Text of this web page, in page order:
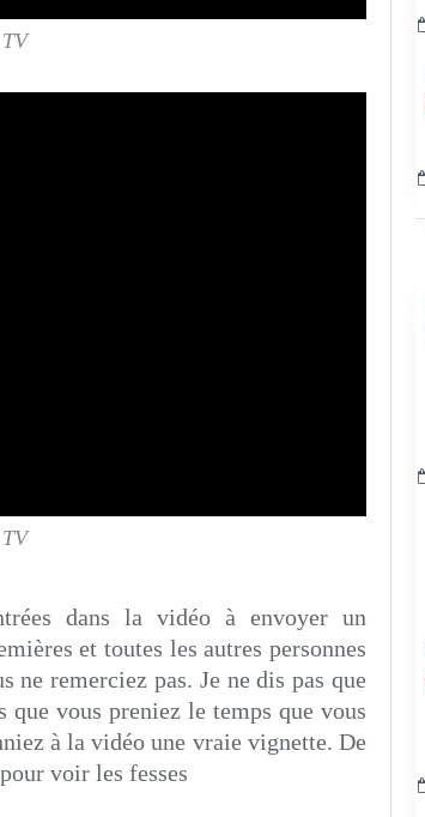
dans la vidéo à envoyer un
et toutes les autres personnes
remerciez pas. Je ne dis pas que
vous preniez le temps que vous
à la vidéo une vraie vignette. De
voir les fesses